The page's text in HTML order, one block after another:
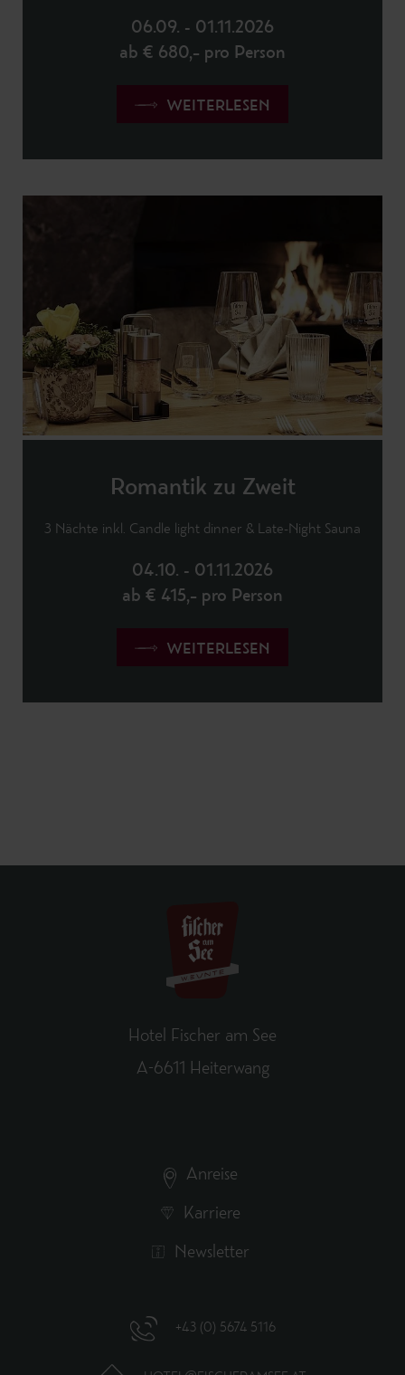
06.09. - 01.11.2026
ab € 680,– pro Person
WEITERLESEN
Romantik zu Zweit
3 Nächte inkl. Candle light dinner & Late-Night Sauna
04.10. - 01.11.2026
ab € 415,– pro Person
WEITERLESEN
Hotel Fischer am See
A-6611 Heiterwang
Anreise
Karriere
Newsletter
+43 (0) 5674 5116